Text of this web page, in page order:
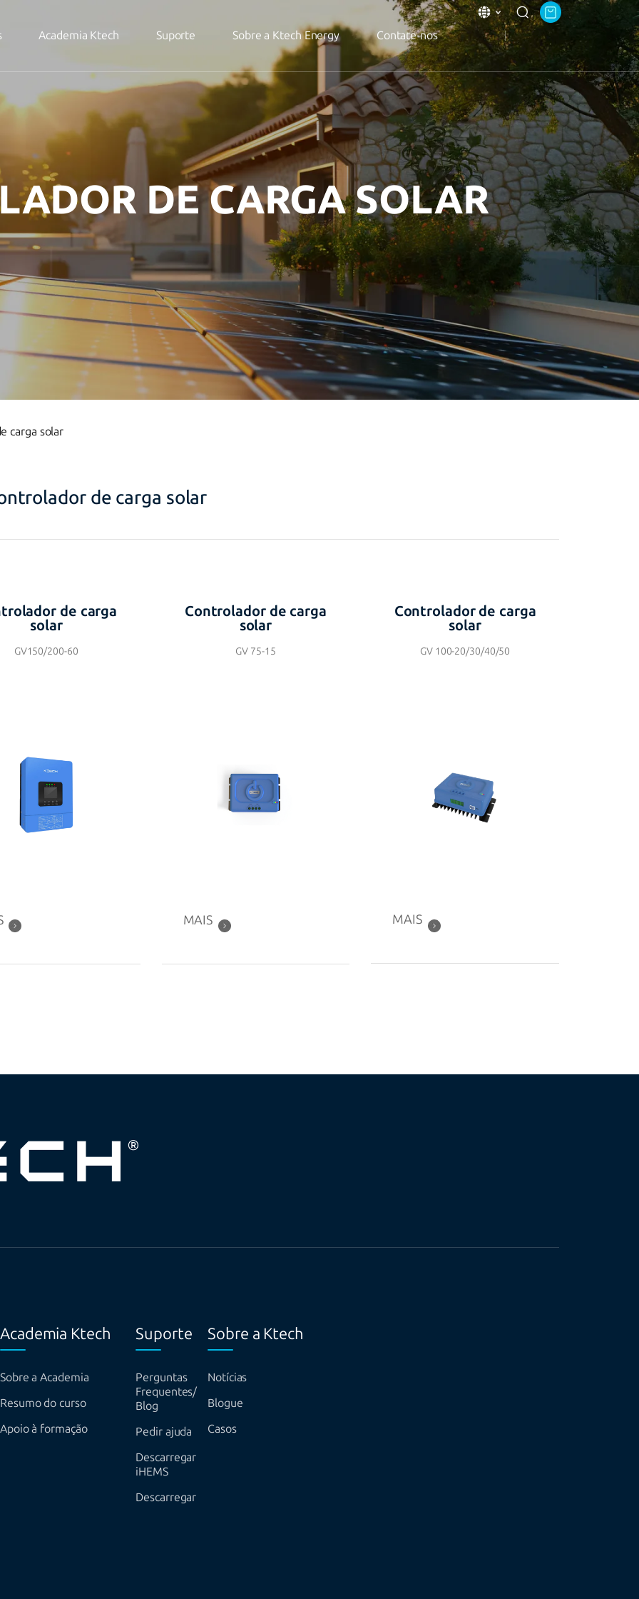
Academia Ktech Suporte Sobre a Ktech Energy Contate-nos
DE CARGA SOLAR
carga solar
de carga solar
de carga
solar
GV150/200-60
Controlador de carga
solar
GV 75-15
MAIS
Controlador de carga
solar
GV 100-20/30/40/50
MAIS
Academia Ktech
Sobre a Academia
Resumo do curso
Apoio à formação
Suporte
Perguntas
Frequentes/
Blog
Pedir ajuda
Descarregar
iHEMS
Descarregar
Sobre a Ktech
Notícias
Blogue
Casos